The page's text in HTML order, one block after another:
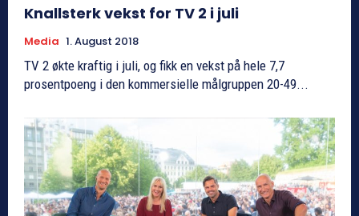
Knallsterk vekst for TV 2 i juli
Media 1. August 2018
TV 2 økte kraftig i juli, og fikk en vekst på hele 7,7
prosentpoeng i den kommersielle målgruppen 20-49...